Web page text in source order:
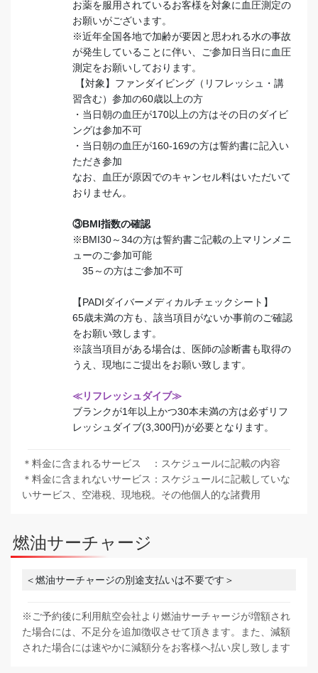
お薬を服用されているお客様を対象に血圧測定の
お願いがございます。
※近年全国各地で加齢が要因と思われる水の事故
が発生していることに伴い、ご参加日当日に血圧
測定をお願いしております。
【対象】ファンダイビング（リフレッシュ・講
習含む）参加の60歳以上の方
・当日朝の血圧が170以上の方はその日のダイビ
ングは参加不可
・当日朝の血圧が160-169の方は誓約書に記入い
ただき参加
なお、血圧が原因でのキャンセル料はいただいて
おりません。
③BMI指数の確認
※BMI30～34の方は誓約書ご記載の上マリンメニ
ューのご参加可能
35～の方はご参加不可
【PADIダイバーメディカルチェックシート】
65歳未満の方も、該当項目がないか事前のご確認
をお願い致します。
※該当項目がある場合は、医師の診断書も取得の
うえ、現地にご提出をお願い致します。
≪リフレッシュダイブ≫
ブランクが1年以上かつ30本未満の方は必ずリフ
レッシュダイブ(3,300円)が必要となります。
＊料金に含まれるサービス ：スケジュールに記載の内容
＊料金に含まれないサービス：スケジュールに記載していな
いサービス、空港税、現地税。その他個人的な諸費用
燃油サーチャージ
＜燃油サーチャージの別途支払いは不要です＞
※ご予約後に利用航空会社より燃油サーチャージが増額され
た場合には、不足分を追加徴収させて頂きます。また、減額
された場合には速やかに減額分をお客様へ払い戻し致します